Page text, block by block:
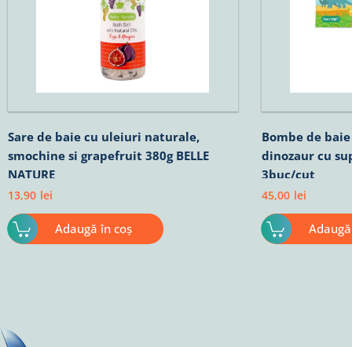
Sare de baie cu uleiuri naturale,
smochine si grapefruit 380g BELLE
NATURE
13,90 lei
Adaugă în coș
Bombe de baie
dinozaur cu
3buc/cut
45,00 lei